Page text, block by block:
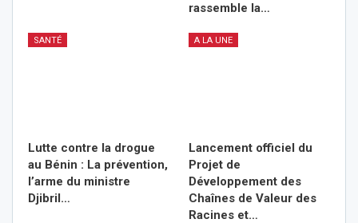
rassemble la…
SANTÉ
Lutte contre la drogue
au Bénin : La prévention,
l’arme du ministre
Djibril…
A LA UNE
Lancement officiel du
Projet de
Développement des
Chaînes de Valeur des
Racines et…